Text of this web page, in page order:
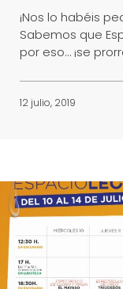
¡Nos lo habéis
Sabemos que
por eso… ¡se
12 julio, 2019